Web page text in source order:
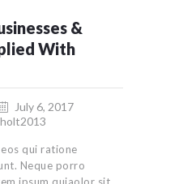
&
With
July 6, 2017
qui ratione
Neque porro
ipsum quiaolor sit